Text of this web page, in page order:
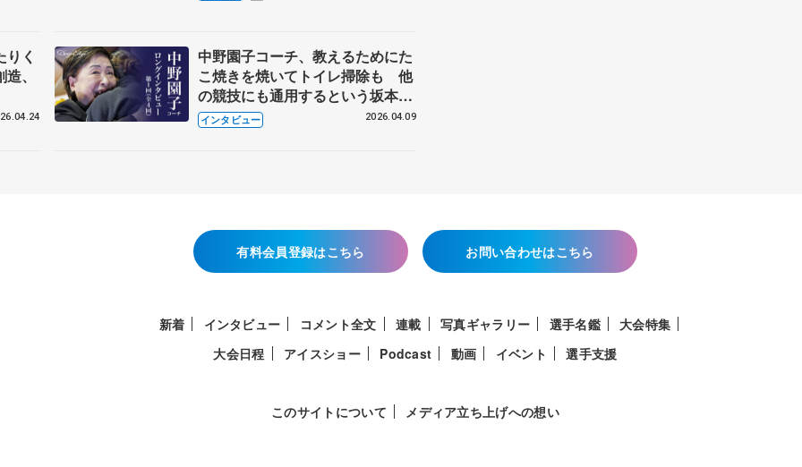
く
、
中野園子コーチ、教えるためにた
こ焼きを焼いてトイレ掃除も 他
の競技にも通用するという坂本花
織の筋肉
インタビュー 2026.04.09
有料会員登録はこちら お問い合わせはこちら
新着 インタビュー コメント全文 連載 写真ギャラリー 選手名鑑
大会特集
大会日程
アイスショー Podcast 動画 イベント 選手支援
このサイトについて メディア立ち上げへの想い